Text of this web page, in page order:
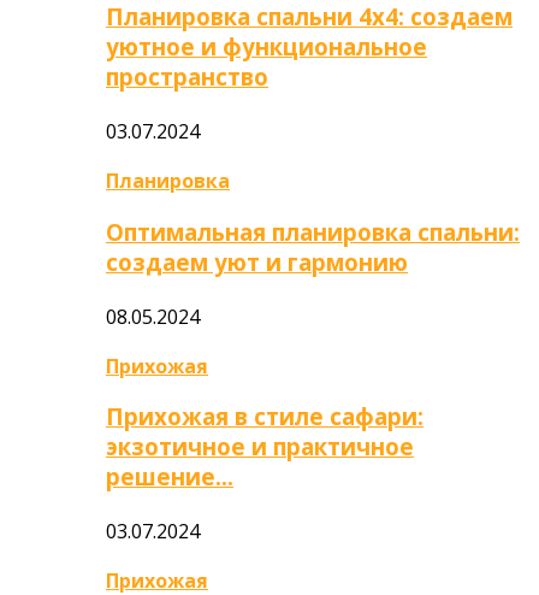
Планировка спальни 4х4: создаем
уютное и функциональное
пространство
03.07.2024
Планировка
Оптимальная планировка спальни:
создаем уют и гармонию
08.05.2024
Прихожая
Прихожая в стиле сафари:
экзотичное и практичное
решение…
03.07.2024
Прихожая